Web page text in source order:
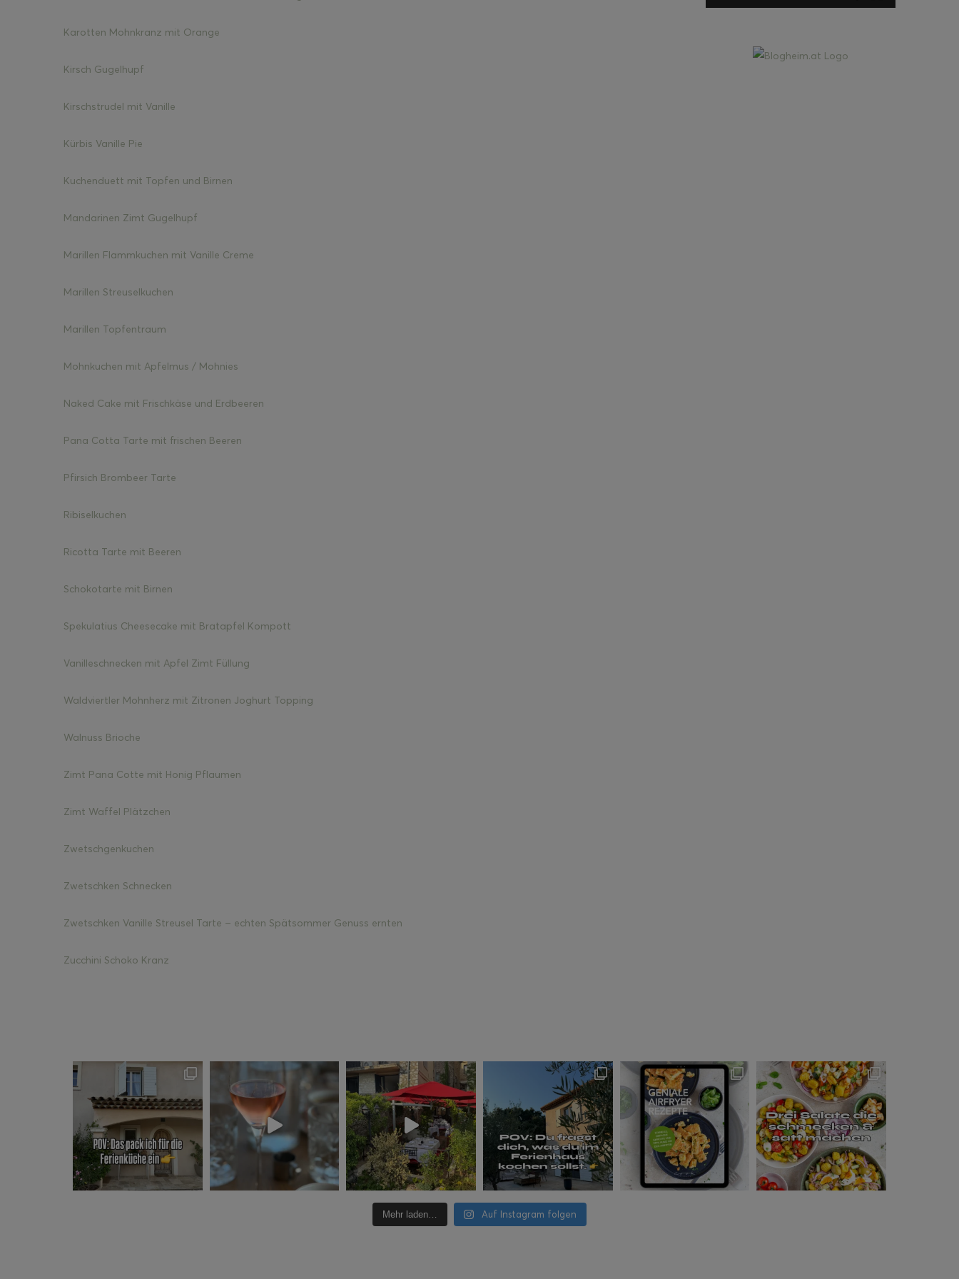
Karotten Mohnkranz mit Orange
Kirsch Gugelhupf
Kirschstrudel mit Vanille
Kürbis Vanille Pie
Kuchenduett mit Topfen und Birnen
Mandarinen Zimt Gugelhupf
Marillen Flammkuchen mit Vanille Creme
Marillen Streuselkuchen
Marillen Topfentraum
Mohnkuchen mit Apfelmus / Mohnies
Naked Cake mit Frischkäse und Erdbeeren
Pana Cotta Tarte mit frischen Beeren
Pfirsich Brombeer Tarte
Ribiselkuchen
Ricotta Tarte mit Beeren
Schokotarte mit Birnen
Spekulatius Cheesecake mit Bratapfel Kompott
Vanilleschnecken mit Apfel Zimt Füllung
Waldviertler Mohnherz mit Zitronen Joghurt Topping
Walnuss Brioche
Zimt Pana Cotte mit Honig Pflaumen
Zimt Waffel Plätzchen
Zwetschgenkuchen
Zwetschken Schnecken
Zwetschken Vanille Streusel Tarte – echten Spätsommer Genuss ernten
Zucchini Schoko Kranz
Mehr laden… Auf Instagram folgen